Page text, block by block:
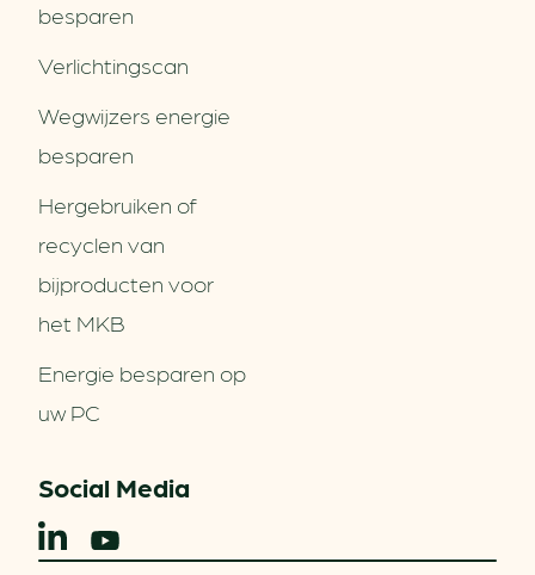
besparen
Verlichtingscan
Wegwijzers energie
besparen
Hergebruiken of
recyclen van
bijproducten voor
het MKB
Energie besparen op
uw PC
Social Media